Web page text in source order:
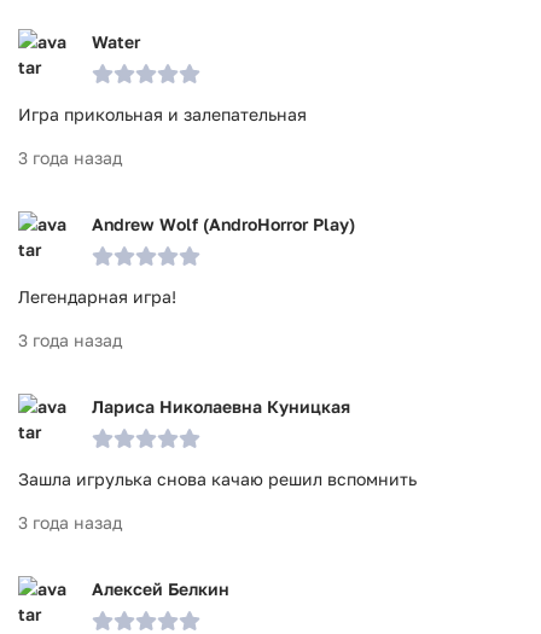
Water
Игра прикольная и залепательная
3 года назад
Andrew Wolf (AndroHorror Play)
Легендарная игра!
3 года назад
Лариса Николаевна Куницкая
Зашла игрулька снова качаю решил вспомнить
3 года назад
Алексей Белкин